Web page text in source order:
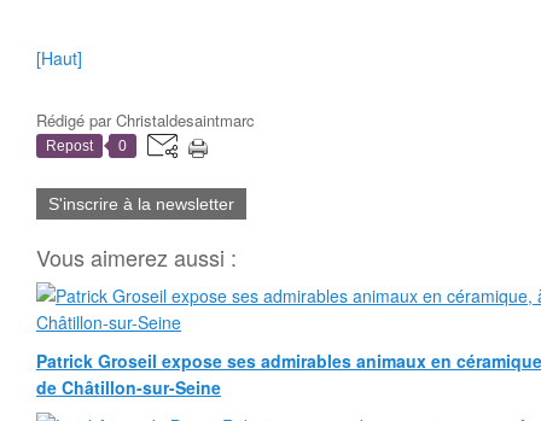
[Haut]
Rédigé parChristaldesaintmarc
Repost 0
S'inscrire à la newsletter
Vous aimerez aussi :
Patrick Groseil expose ses admirables animaux en
de Châtillon-sur-Seine